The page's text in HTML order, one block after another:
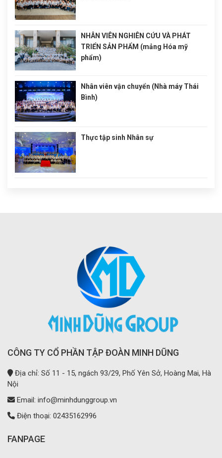
NHÂN VIÊN NGHIÊN CỨU VÀ PHÁT
TRIỂN SẢN PHẨM (mảng Hóa mỹ
phẩm)
Nhân viên vận chuyển (Nhà máy Thái
Bình)
Thực tập sinh Nhân sự
CÔNG TY CỔ PHẦN TẬP ĐOÀN MINH DŨNG
Địa chỉ: Số 11 - 15, ngách 93/29, Phố Yên Sở, Hoàng Mai, Hà
Nội
Email: info@minhdunggroup.vn
Điện thoại: 02435162996
FANPAGE